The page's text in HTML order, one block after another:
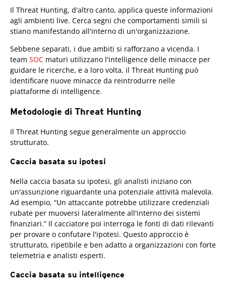
Il Threat Hunting, d'altro canto, applica queste informazioni
agli ambienti live. Cerca segni che comportamenti simili si
stiano manifestando all'interno di un'organizzazione.
Sebbene separati, i due ambiti si rafforzano a vicenda. I
team SOC maturi utilizzano l'intelligence delle minacce per
guidare le ricerche, e a loro volta, il Threat Hunting può
identificare nuove minacce da reintrodurre nelle
piattaforme di intelligence.
Metodologie di Threat Hunting
Il Threat Hunting segue generalmente un approccio
strutturato.
Caccia basata su ipotesi
Nella caccia basata su ipotesi, gli analisti iniziano con
un'assunzione riguardante una potenziale attività malevola.
Ad esempio, “Un attaccante potrebbe utilizzare credenziali
rubate per muoversi lateralmente all'interno dei sistemi
finanziari.” Il cacciatore poi interroga le fonti di dati rilevanti
per provare o confutare l'ipotesi. Questo approccio è
strutturato, ripetibile e ben adatto a organizzazioni con forte
telemetria e analisti esperti.
Caccia basata su intelligence